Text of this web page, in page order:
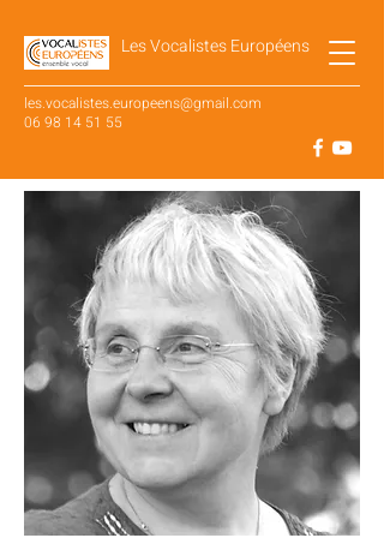
Les Vocalistes Européens
les.vocalistes.europeens@gmail.com
06 98 14 51 55
SUIVEZ NOTRE ACTUALITÉ SUR